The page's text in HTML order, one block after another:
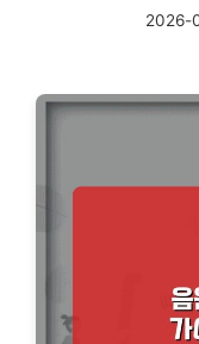
2026-